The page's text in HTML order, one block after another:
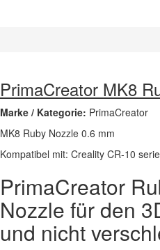
PrimaCreator MK8
Marke / Kategorie: PrimaCreator
MK8 Ruby Nozzle 0.6 mm
Kompatibel mit: Creality CR-10
PrimaCreator
Nozzle für den
und nicht